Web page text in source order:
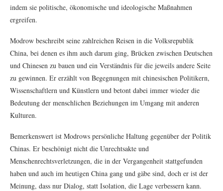
indem sie politische, ökonomische und ideologische Maßnahmen
ergreifen.
Modrow beschreibt seine zahlreichen Reisen in die Volksrepublik
China, bei denen es ihm auch darum ging, Brücken zwischen Deutschen
und Chinesen zu bauen und ein Verständnis für die jeweils andere Seite
zu gewinnen. Er erzählt von Begegnungen mit chinesischen Politikern,
Wissenschaftlern und Künstlern und betont dabei immer wieder die
Bedeutung der menschlichen Beziehungen im Umgang mit anderen
Kulturen.
Bemerkenswert ist Modrows persönliche Haltung gegenüber der Politik
Chinas. Er beschönigt nicht die Unrechtsakte und
Menschenrechtsverletzungen, die in der Vergangenheit stattgefunden
haben und auch im heutigen China gang und gäbe sind, doch er ist der
Meinung, dass nur Dialog, statt Isolation, die Lage verbessern kann.